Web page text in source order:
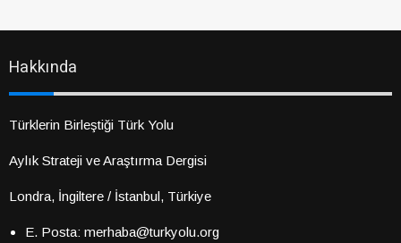
Hakkında
Türklerin Birleştiği Türk Yolu
Aylık Strateji ve Araştırma Dergisi
Londra, İngiltere / İstanbul, Türkiye
E. Posta: merhaba@turkyolu.org